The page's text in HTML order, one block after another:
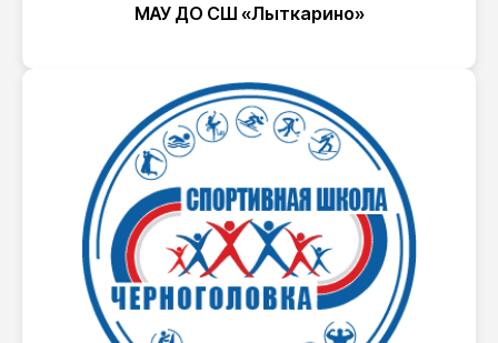
МАУ ДО СШ «Лыткарино»